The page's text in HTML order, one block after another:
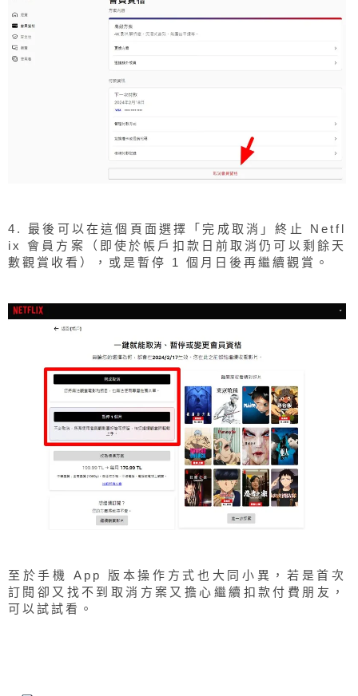
4. 最後可以在這個頁面選擇「完成取消」終止 Netfl
ix 會員方案（即使於帳戶扣款日前取消仍可以剩餘天
數觀賞收看），或是暫停 1 個月日後再繼續觀賞。
至於手機 App 版本操作方式也大同小異，若是首次
訂閱卻又找不到取消方案又擔心繼續扣款付費朋友，
可以試試看。